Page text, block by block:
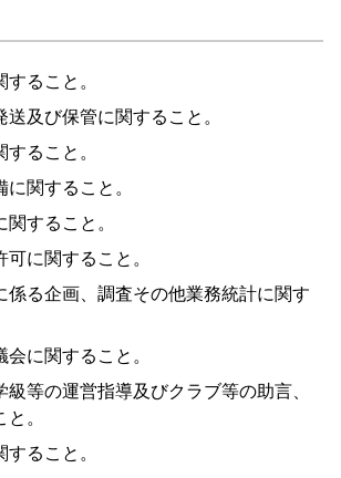
ること。
及び保管に関すること。
ること。
関すること。
すること。
に関すること。
係る企画、調査その他業務統計に関す
に関すること。
級等の運営指導及びクラブ等の助言、
。
ること。